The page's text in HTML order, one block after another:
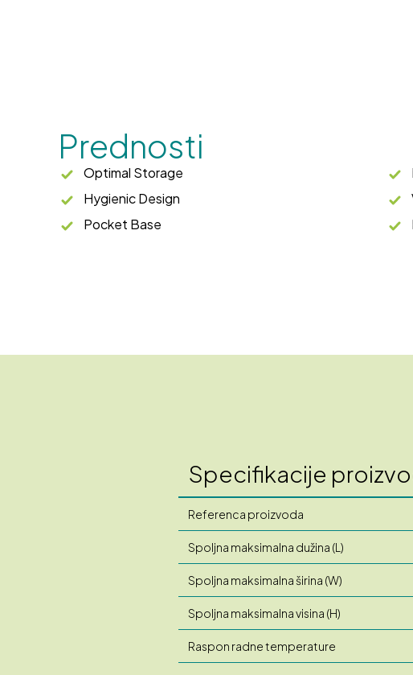
Prednosti
Optimal Storage
Hygienic Design
Pocket Base
Specifikacije
Referenca proizvoda
Spoljna maksimalna dužina (L)
Spoljna maksimalna širina (W)
Spoljna maksimalna visina (H)
Raspon radne temperature